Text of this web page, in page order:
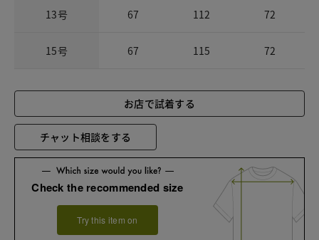
13号 67 112 72
15号 67 115 72
お店で試着する
チャット相談をする
Check the recommended size
Try this item on